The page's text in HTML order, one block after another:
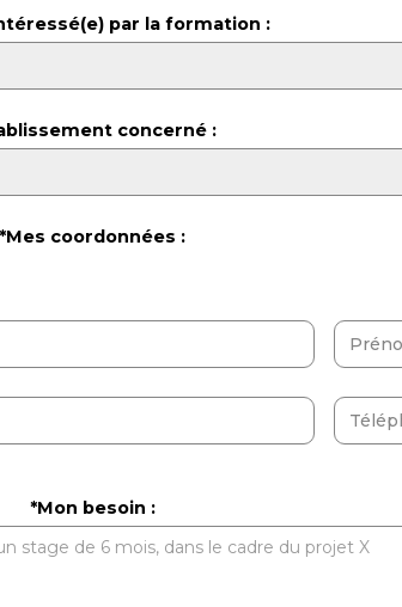
par la formation :
concerné :
*Mes coordonnées :
*Mon besoin :